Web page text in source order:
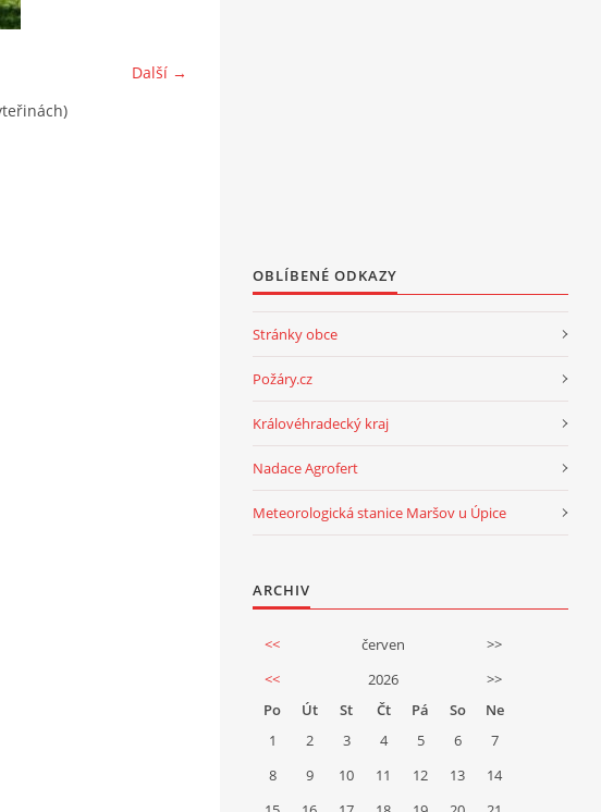
Další →
OBLÍBENÉ ODKAZY
Stránky obce
Požáry.cz
Královéhradecký kraj
Nadace Agrofert
Meteorologická stanice Maršov u Úpice
ARCHIV
<< červen
>>
<<
2026
>>
Po
Út St Čt Pá So
Ne
1
2 3 4 5 6
7
8
9 10 11 12 13
14